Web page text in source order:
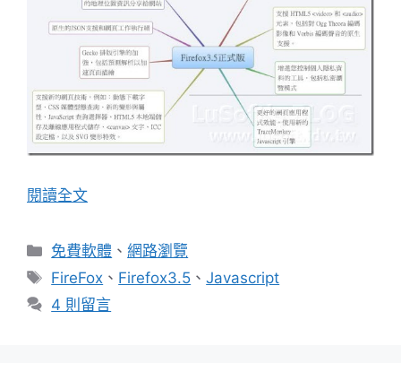
閱讀全文
分
類
免費軟體 、網路瀏覽
標
籤
FireFox 、 Firefox3.5 、Javascript
4 則留言